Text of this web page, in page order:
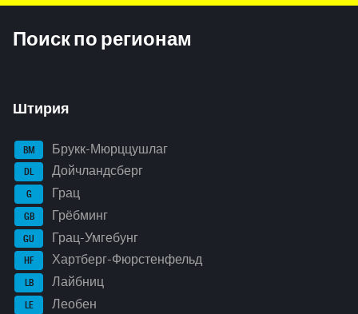
Поиск по регионам
Штирия
BM Брукк-Мюрццушлаг
DL Дойчландсберг
G Грац
GB Грёбминг
GU Грац-Умгебунг
HF Хартберг-Фюрстенфельд
LB Лайбниц
LE Леобен